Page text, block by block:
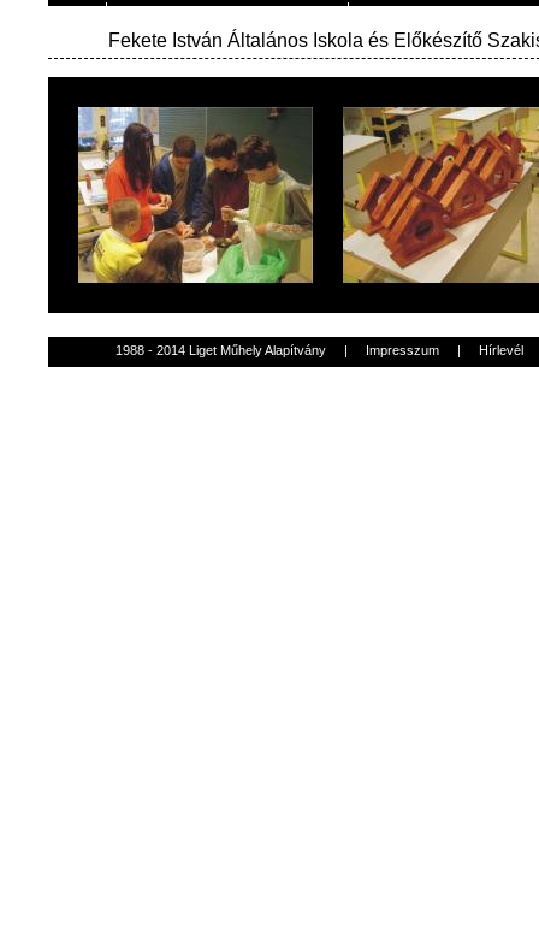
Fekete István Általános Iskola és Előkészítő
1988 - 2014 Liget Műhely Alapítvány | Impresszum | Hírlevél